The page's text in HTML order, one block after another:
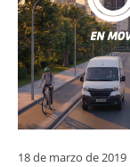
18 de marzo de 2019